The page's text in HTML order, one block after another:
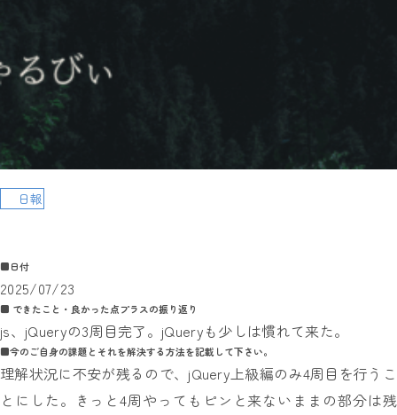
日報
■日付
2025/07/23
■ できたこと・良かった点プラスの振り返り
js、jQueryの3周目完了。jQueryも少しは慣れて来た。
■今のご自身の課題とそれを解決する方法を記載して下さい。
理解状況に不安が残るので、jQuery上級編のみ4周目を行うこ
とにした。きっと4周やってもピンと来ないままの部分は残